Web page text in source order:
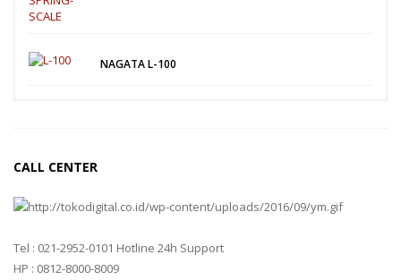
VIBRA SJ SERIES
NAGATA L-100
CALL CENTER
Tel : 021-2952-0101 Hotline 24h Support
HP : 0812-8000-8009